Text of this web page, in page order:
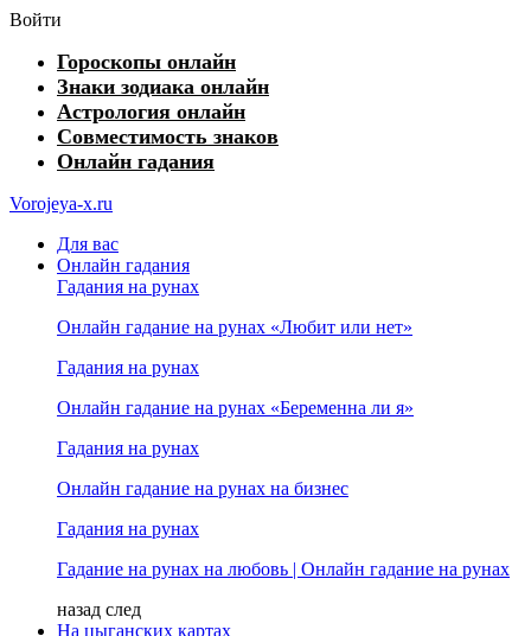
Войти
Гороскопы онлайн
Знаки зодиака онлайн
Астрология онлайн
Совместимость знаков
Онлайн гадания
Vorojeya-x.ru
Для вас
Онлайн гадания
Гадания на рунах
Онлайн гадание на рунах «Любит или нет»
Гадания на рунах
Онлайн гадание на рунах «Беременна ли я»
Гадания на рунах
Онлайн гадание на рунах на бизнес
Гадания на рунах
Гадание на рунах на любовь | Онлайн гадание на рунах
назад след
На цыганских картах